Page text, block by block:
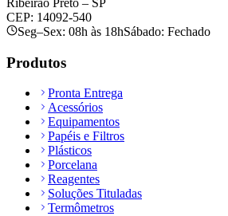
CEP: 14092-540
Seg–Sex: 08h às 18hSábado: Fechado
Produtos
Pronta Entrega
Acessórios
Equipamentos
Papéis e Filtros
Plásticos
Porcelana
Reagentes
Soluções Tituladas
Termômetros